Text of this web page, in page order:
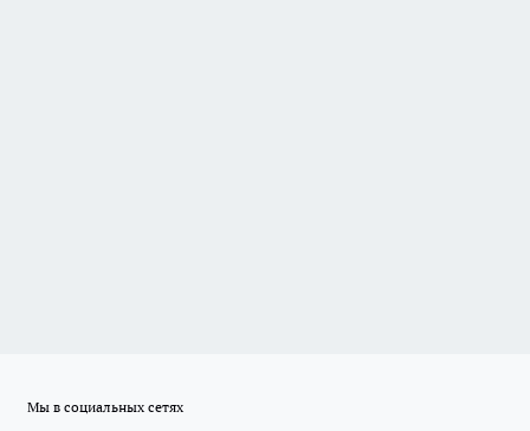
Мы в социальных сетях